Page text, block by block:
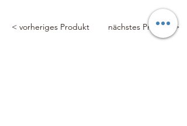
< vorheriges Produkt nächstes Produkt >